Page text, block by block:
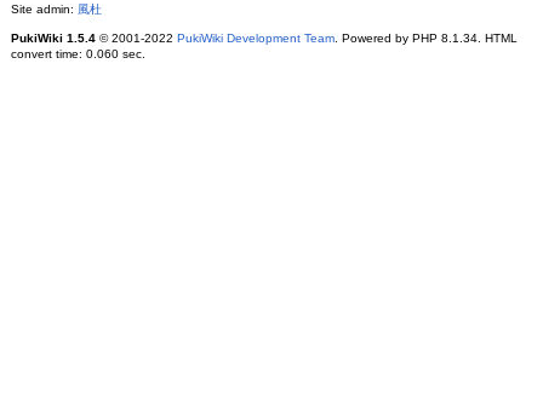
Site admin: 風杜
PukiWiki 1.5.4© 2001-2022 PukiWiki Development Team. Powered by PHP 8.1.34. HTML
convert time: 0.060 sec.